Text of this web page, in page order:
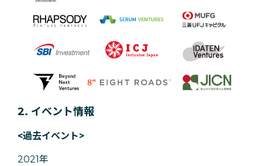
2. イベント情報
<過去イベント>
2021年